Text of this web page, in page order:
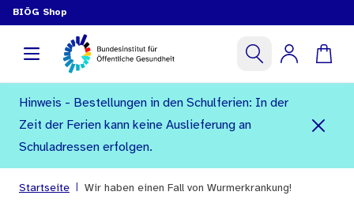
BIÖG Shop
Hinweis - Bestellungen in den Schulferien: In der
Zeit der Ferien kann keine Auslieferung an
Schuladressen erfolgen.
Startseite Wir haben einen Fall von Wurmerkrankung!